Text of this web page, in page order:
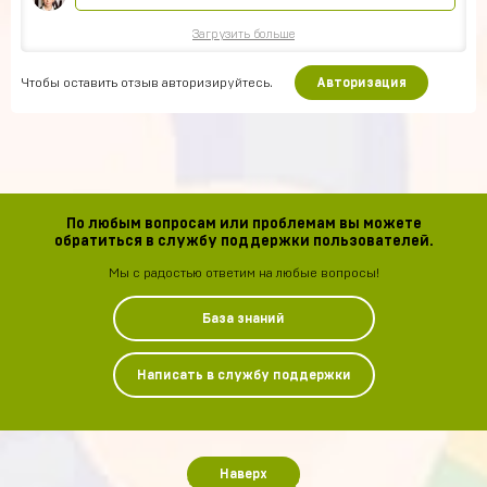
Загрузить больше
Чтобы оставить отзыв авторизируйтесь. Авторизация
По любым вопросам или проблемам вы можете
обратиться в службу поддержки пользователей.
Мы с радостью ответим на любые вопросы!
База знаний
Написать в службу поддержки
Наверх